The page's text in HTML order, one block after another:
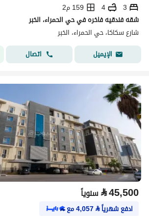
3
4
159 م2
شقه فندقيه فاخره في حي الحمراء، الخبر
شارع سكاكا، حي الحمراء، الخبر
الإيميل
اتصال
⃁45,500 سنوياً
ادفع شهرياً⃁
4,057مع